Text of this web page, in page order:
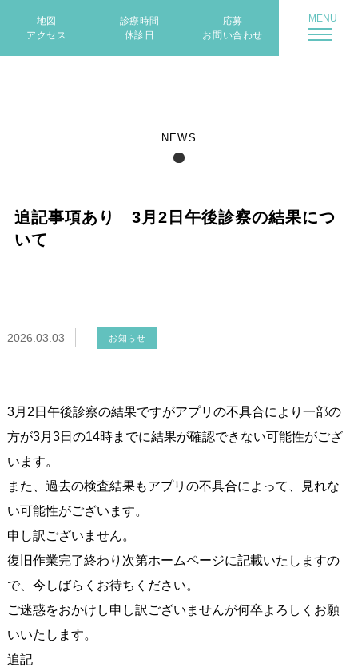
地図
アクセス
診療時間
休診日
応募
お問い合わせ
追記事項あり 3月2日午後診察の結果につ
いて
NEWS
2026.03.03 お知らせ
3月2日午後診察の結果ですがアプリの不具合により一部の
方が3月3日の14時までに結果が確認できない可能性がござ
います。
また、過去の検査結果もアプリの不具合によって、見れな
い可能性がございます。
申し訳ございません。
復旧作業完了終わり次第ホームページに記載いたしますの
で、今しばらくお待ちください。
ご迷惑をおかけし申し訳ございませんが何卒よろしくお願
いいたします。
追記